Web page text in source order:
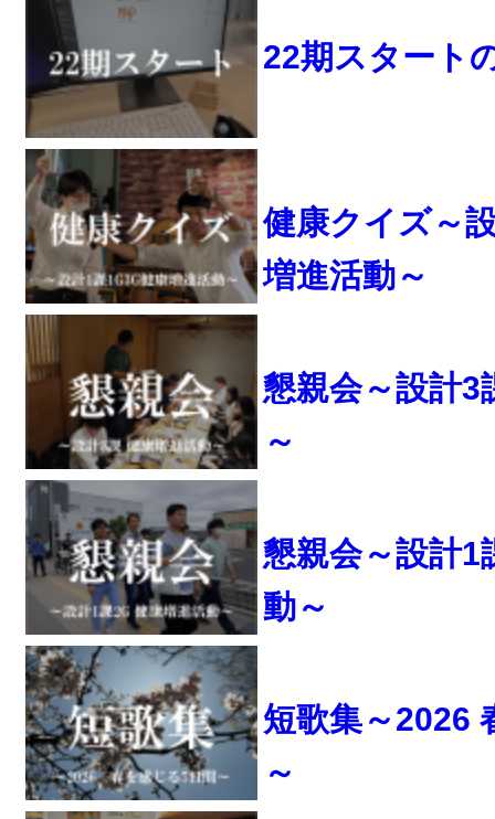
22期スタート
健康クイズ～
増進活動～
懇親会～設計3
～
懇親会～設計1
動～
短歌集～2026
～